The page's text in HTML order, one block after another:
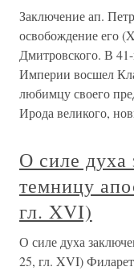
Заключение ап.
освобождение его
Дмитровского. В
Империи восшел
любимцу своего
Ирода великого,
О силе духа
темницу
гл. XVI)
О силе духа
25, гл. XVI)